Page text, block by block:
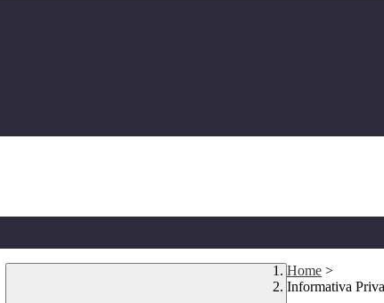
Home >
Informativa